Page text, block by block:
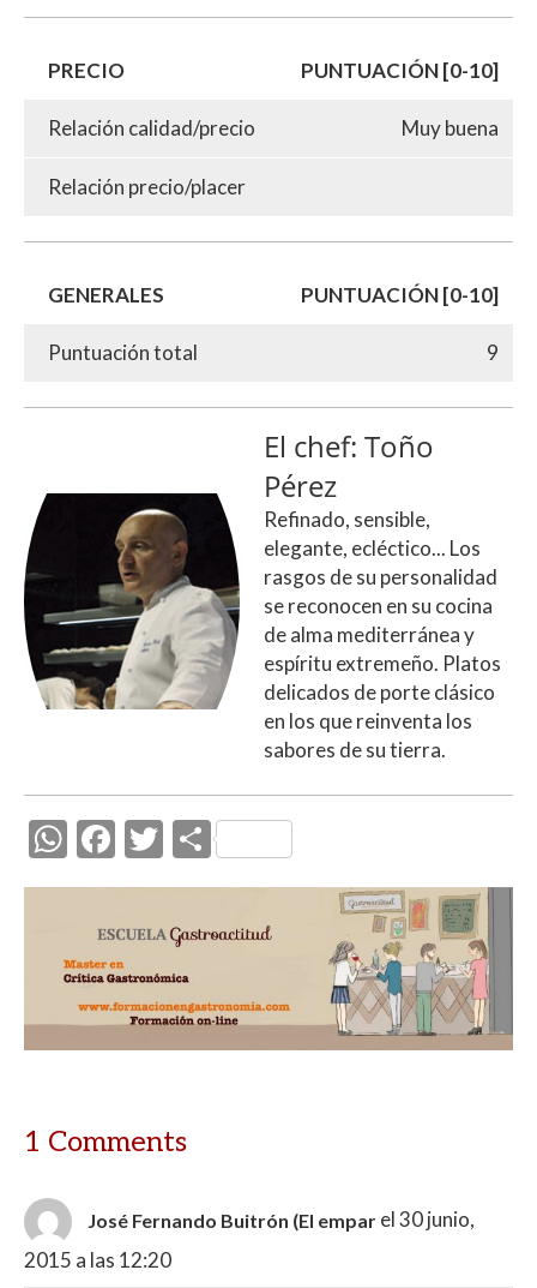
PRECIO PUNTUACIÓN [0-10]
Relación calidad/precio Muy buena
Relación precio/placer
GENERALES PUNTUACIÓN [0-10]
Puntuación total 9
El chef: Toño
Pérez
Refinado, sensible,
elegante, ecléctico... Los
rasgos de su personalidad
se reconocen en su cocina
de alma mediterránea y
espíritu extremeño. Platos
delicados de porte clásico
en los que reinventa los
sabores de su tierra.
W
h
at
s
A
p
F
ac
e
b
o
o
T
w
itt
er
C
o
p
ar
ti
1 Comments
José Fernando Buitrón (El empar el 30 junio,
2015 a las 12:20